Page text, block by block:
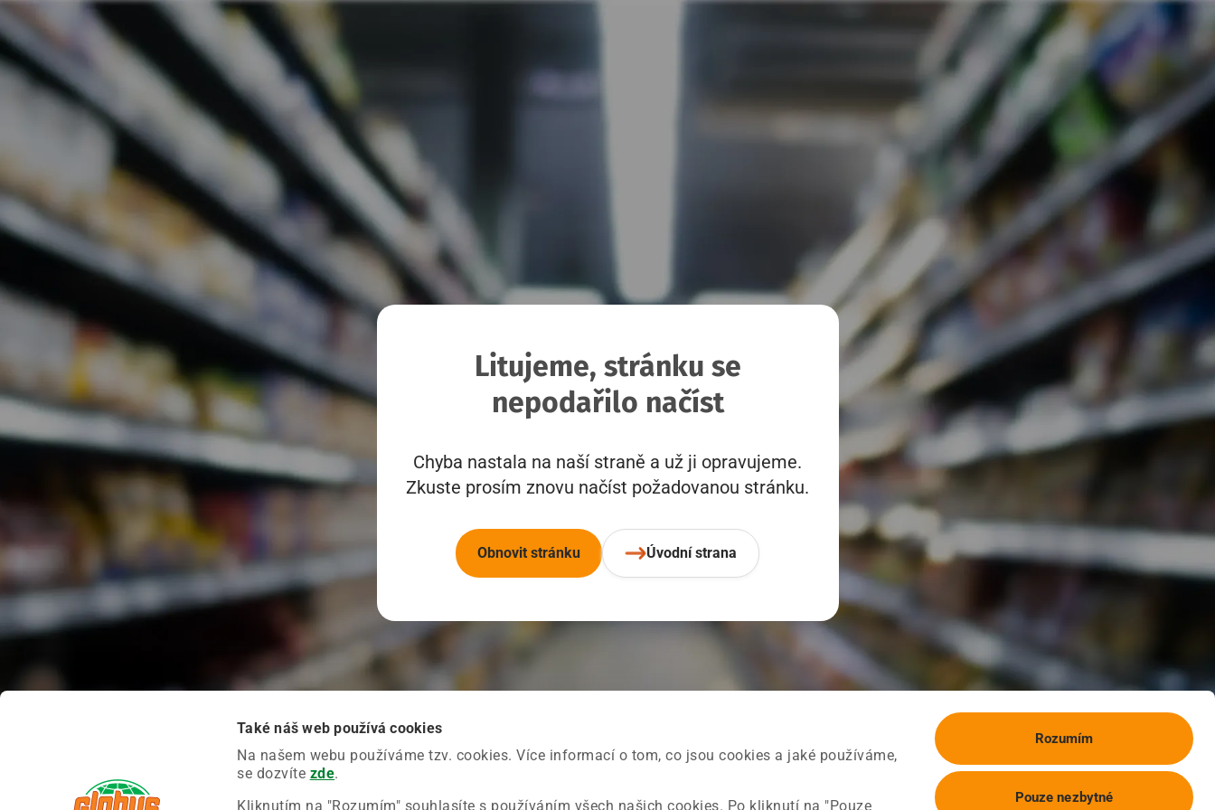
Také náš web používá cookies
Na našem webu používáme tzv. cookies. Více informací o tom, co jsou cookies a jaké používáme,
se dozvíte zde.
Kliknutím na "Rozumím" souhlasíte s používáním všech našich cookies. Po kliknutí na "Pouze
Rozumím
Pouze nezbytné
Litujeme, stránku se
nepodařilo načíst
Chyba nastala na naší straně a už ji opravujeme.
Zkuste prosím znovu načíst požadovanou stránku.
Obnovit stránku Úvodní strana